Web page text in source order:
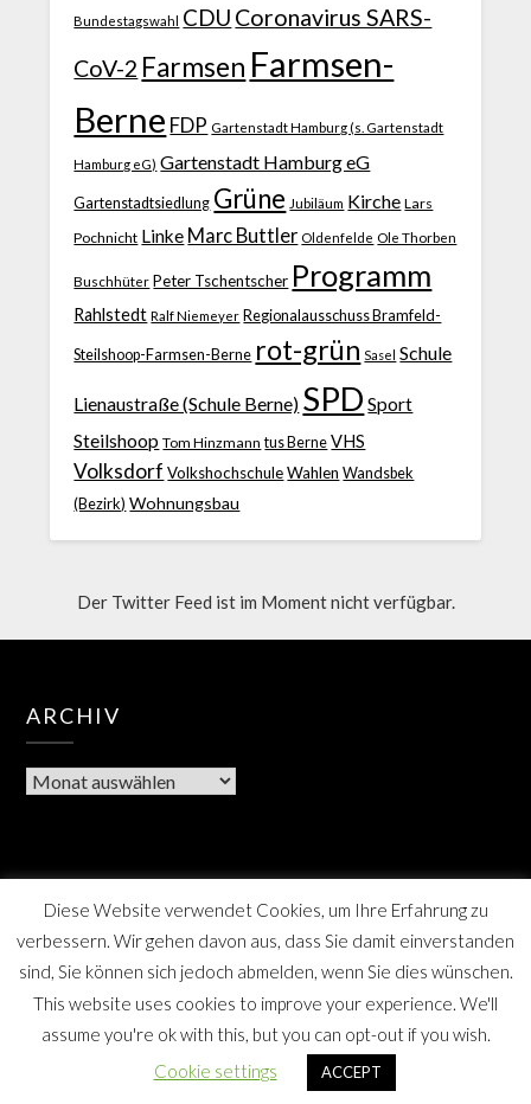
Bundestagswahl CDU Coronavirus SARS-
CoV-2 Farmsen Farmsen-
Berne FDP Gartenstadt Hamburg (s. Gartenstadt
Hamburg eG) Gartenstadt Hamburg eG
Gartenstadtsiedlung Grüne Jubiläum Kirche Lars
Pochnicht Linke Marc Buttler Oldenfelde Ole Thorben
Buschhüter Peter Tschentscher Programm
Rahlstedt Ralf Niemeyer Regionalausschuss Bramfeld-
Steilshoop-Farmsen-Berne rot-grün Sasel Schule
Lienaustraße (Schule Berne) SPD Sport
Steilshoop Tom Hinzmann tus Berne VHS
Volksdorf Volkshochschule Wahlen Wandsbek
(Bezirk) Wohnungsbau
Der Twitter Feed ist im Moment nicht verfügbar.
ARCHIV
Berner Bote, die Monatszeitschrift für Farmsen-Berne
und Umgebung, SPD Distrikt Berne, Hamburg
Diese Website verwendet Cookies, um Ihre Erfahrung zu
verbessern. Wir gehen davon aus, dass Sie damit einverstanden
sind, Sie können sich jedoch abmelden, wenn Sie dies wünschen.
This website uses cookies to improve your experience. We'll
assume you're ok with this, but you can opt-out if you wish.
Cookie settings
ACCEPT